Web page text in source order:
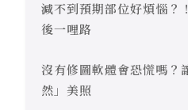
減不到預期部位好煩惱？
後一哩路
沒有修圖軟體會恐慌嗎？
然」美照